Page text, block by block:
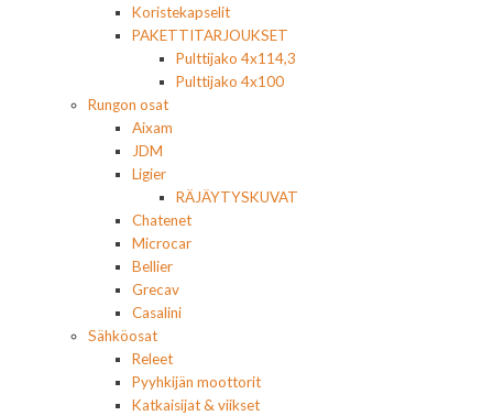
Koristekapselit
PAKETTITARJOUKSET
Pulttijako 4x114,3
Pulttijako 4x100
Rungon osat
Aixam
JDM
Ligier
RÄJÄYTYSKUVAT
Chatenet
Microcar
Bellier
Grecav
Casalini
Sähköosat
Releet
Pyyhkijän moottorit
Katkaisijat & viikset